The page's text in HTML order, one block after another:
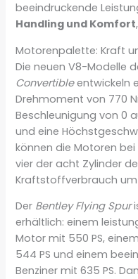
beeindruckende
Handling und Komfort
Motorenpalette: Kraft
Die neuen V8-Modelle
Convertibleentwickeln
Drehmoment von 770
Beschleunigung von 0
und eine
können die Motoren
vier der acht Zylinder
Kraftstoffverbrauch um
Der Bentley Flying Spur
erhältlich: einem
Motor mit 550 PS,
544 PS und einem
Benziner mit 635 PS.